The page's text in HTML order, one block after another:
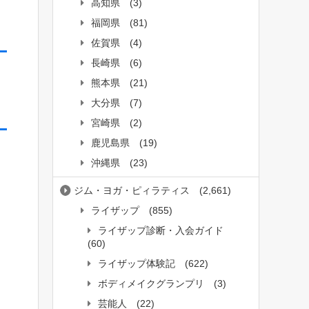
高知県
(3)
福岡県
(81)
佐賀県
(4)
長崎県
(6)
熊本県
(21)
大分県
(7)
宮崎県
(2)
鹿児島県
(19)
沖縄県
(23)
ジム・ヨガ・ピィラティス
(2,661)
ライザップ
(855)
ライザップ診断・入会ガイド
(60)
ライザップ体験記
(622)
ボディメイクグランプリ
(3)
芸能人
(22)